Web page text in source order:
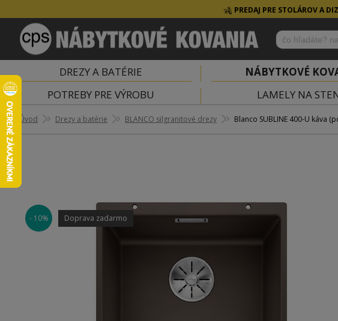
PREDAJ PRE STOLÁROV A
DREZY A BATÉRIE NÁBYTKOVÉ
POTREBY PRE VÝROBU
LAMELY NA
Úvod Drezy a batérie BLANCO silgranitové drezy Blanco SUBLINE 400-U káva
- 10% Doprava zadarmo